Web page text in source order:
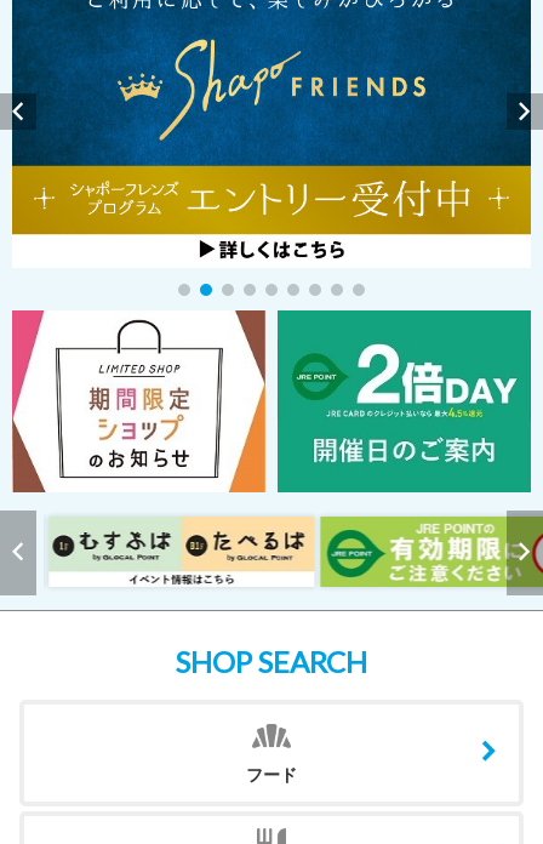
SHOP SEARCH
フード